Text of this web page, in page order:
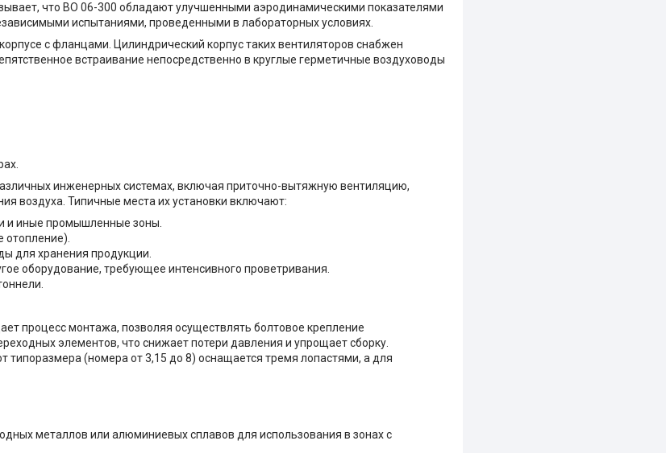
что ВО 06-300 обладают улучшенными аэродинамическими показателями
испытаниями, проведенными в лабораторных условиях.
с фланцами. Цилиндрический корпус таких вентиляторов снабжен
встраивание непосредственно в круглые герметичные воздуховоды
инженерных системах, включая приточно-вытяжную вентиляцию,
воздуха. Типичные места их установки включают:
и иные промышленные зоны.
отопление).
для хранения продукции.
оборудование, требующее интенсивного проветривания.
процесс монтажа, позволяя осуществлять болтовое крепление
элементов, что снижает потери давления и упрощает сборку.
типоразмера (номера от 3,15 до 8) оснащается тремя лопастями, а для
металлов или алюминиевых сплавов для использования в зонах с